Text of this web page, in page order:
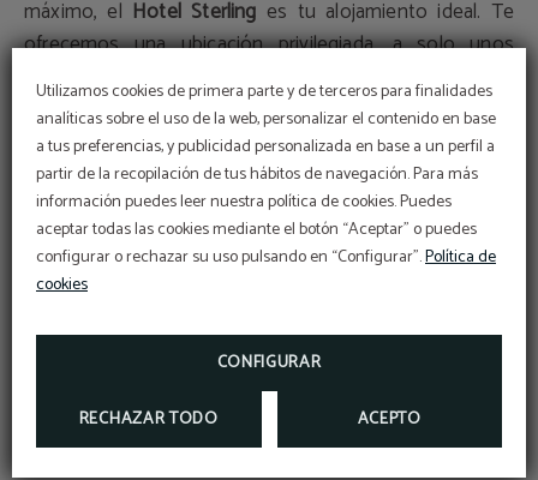
Utilizamos cookies de primera parte y de terceros para finalidades
analíticas sobre el uso de la web, personalizar el contenido en base
a tus preferencias, y publicidad personalizada en base a un perfil a
partir de la recopilación de tus hábitos de navegación. Para más
información puedes leer nuestra política de cookies. Puedes
aceptar todas las cookies mediante el botón “Aceptar” o puedes
configurar o rechazar su uso pulsando en “Configurar”.Política de
cookies
CONFIGURAR
RECHAZAR TODO ACEPTO
máximo, el Hotel Sterling es tu alojamiento ideal. Te
ofrecemos una ubicación privilegiada, a solo unos
metros de la Gran Vía y cerca de otras zonas de interés
como laPuerta del Sol, laPlaza Mayor, elPalacio Realo
elMuseo del Prado. Podrás desplazarte fácilmente por
la ciudad, ya sea a pie, en metro, en autobús o en taxi.
También te ofrecemos unasinstalaciones de calidad
conhabitacionesequipadas conaire acondicionado,
privado. Además, disponemos dewifi gratuito en todo el
establecimiento, parking, terraza, recepción 24 horas,
servicio de habitaciones, lavandería y consigna de
equipaje.